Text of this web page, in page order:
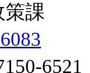
課
6521